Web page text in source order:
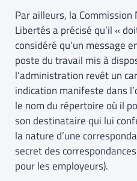
Par ailleurs, la
Libertés a précisé qu’il «
considéré qu’un message
poste du travail mis à
l’administration revêt un
indication manifeste dans
le nom du répertoire où il
son destinataire qui lui
la nature d’une
secret des
pour les employeurs).